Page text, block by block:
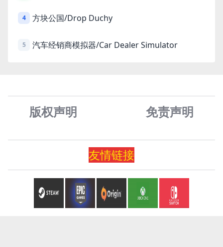
4 方块公国/Drop Duchy
5 汽车经销商模拟器/Car Dealer Simulator
版权声明 免责声明
友情链接